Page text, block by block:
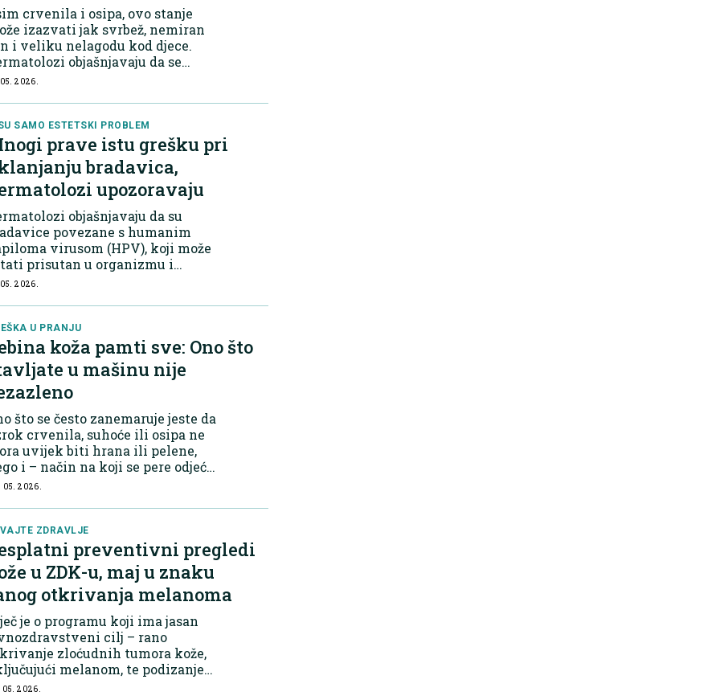
crvenila i osipa, ovo stanje
izazvati jak svrbež, nemiran
i veliku nelagodu kod djece.
objašnjavaju da se
dermatitis najčešće
r...
2026.
SAMO ESTETSKI PROBLEM
prave istu grešku pri
bradavica,
upozoravaju
objašnjavaju da su
povezane s humanim
virusom (HPV), koji može
prisutan u organizmu i
što promjena nestane s kože.
dijelovima...
2026.
U PRANJU
koža pamti sve: Ono što
u mašinu nije
što se često zanemaruje jeste da
crvenila, suhoće ili osipa ne
uvijek biti hrana ili pelene,
i – način na koji se pere odjeća.
beba zaštitna barijera kože još
05. 2026.
ZDRAVLJE
preventivni pregledi
u ZDK-u, maj u znaku
otkrivanja melanoma
je o programu koji ima jasan
cilj – rano
zloćudnih tumora kože,
melanom, te podizanje
o važnosti prevencije i
05. 2026.